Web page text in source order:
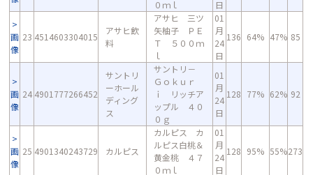
０ｍｌ
日
画
像
23 4514603304015
アサヒ飲
料
アサヒ 三ツ
矢柚子 ＰＥ
Ｔ ５００ｍ
ｌ
01
月
24
日
136 64% 47% 85
画
像
24 4901777266452
サントリ
ーホール
ディング
ス
サントリ－
Ｇｏｋｕｒ
ｉ リッチア
ップル ４０
０ｇ
01
月
24
日
128 77% 62% 92
画
像
25 4901340243729 カルピス
カルピス カ
ルピス白桃＆
黄金桃 ４７
０ｍｌ
01
月
24
日
128 95% 55%273